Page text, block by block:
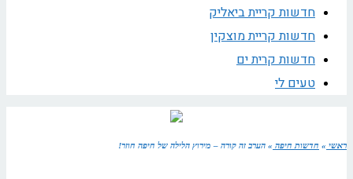
חדשות קריית ביאליק
חדשות קריית מוצקין
חדשות קרית ים
טעים לי
ראשי » חדשות חיפה » הערב זה קורה – מירוץ הלילה של חיפה חוזר!